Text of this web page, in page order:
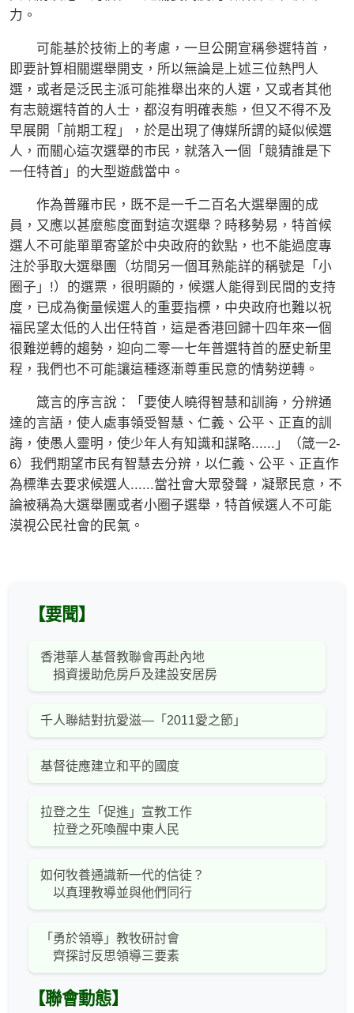
力。
可能基於技術上的考慮，一旦公開宣稱參選特首，
即要計算相關選舉開支，所以無論是上述三位熱門人
選，或者是泛民主派可能推舉出來的人選，又或者其他
有志競選特首的人士，都沒有明確表態，但又不得不及
早展開「前期工程」，於是出現了傳媒所謂的疑似候選
人，而關心這次選舉的市民，就落入一個「競猜誰是下
一任特首」的大型遊戲當中。
作為普羅市民，既不是一千二百名大選舉團的成
員，又應以甚麼態度面對這次選舉？時移勢易，特首候
選人不可能單單寄望於中央政府的欽點，也不能過度專
注於爭取大選舉團（坊間另一個耳熟能詳的稱號是「小
圈子」!）的選票，很明顯的，候選人能得到民間的支持
度，已成為衡量候選人的重要指標，中央政府也難以祝
福民望太低的人出任特首，這是香港回歸十四年來一個
很難逆轉的趨勢，迎向二零一七年普選特首的歷史新里
程，我們也不可能讓這種逐漸尊重民意的情勢逆轉。
箴言的序言說：「要使人曉得智慧和訓誨，分辨通
達的言語，使人處事領受智慧、仁義、公平、正直的訓
誨，使愚人靈明，使少年人有知識和謀略......」（箴一2-
6）我們期望市民有智慧去分辨，以仁義、公平、正直作
為標準去要求候選人......當社會大眾發聲，凝聚民意，不
論被稱為大選舉團或者小圈子選舉，特首候選人不可能
漠視公民社會的民氣。
【要聞】
香港華人基督教聯會再赴內地
捐資援助危房戶及建設安居房
千人聯結對抗愛滋—「2011愛之節」
基督徒應建立和平的國度
拉登之生「促進」宣教工作
拉登之死喚醒中東人民
如何牧養通識新一代的信徒？
以真理教導並與他們同行
「勇於領導」教牧研討會
齊探討反思領導三要素
【聯會動態】